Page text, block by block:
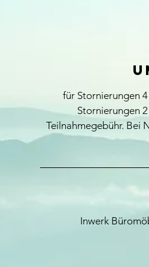
für Stornierungen
Stornierungen
Teilnahmegebühr. Bei
Inwerk